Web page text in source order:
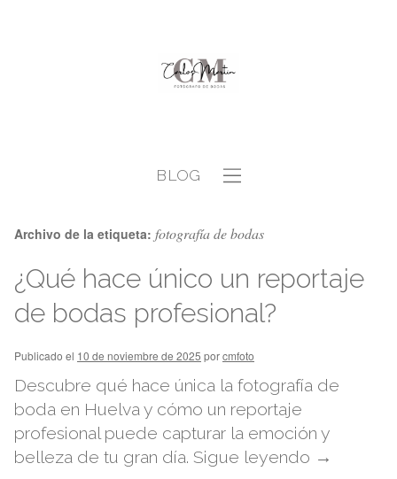
BLOG
Archivo de la etiqueta: fotografía de bodas
¿Qué hace único un reportaje
de bodas profesional?
Publicado el 10 de noviembre de 2025 porcmfoto
Descubre qué hace única la fotografía de
boda en Huelva y cómo un reportaje
profesional puede capturar la emoción y
belleza de tu gran día. Sigue leyendo →